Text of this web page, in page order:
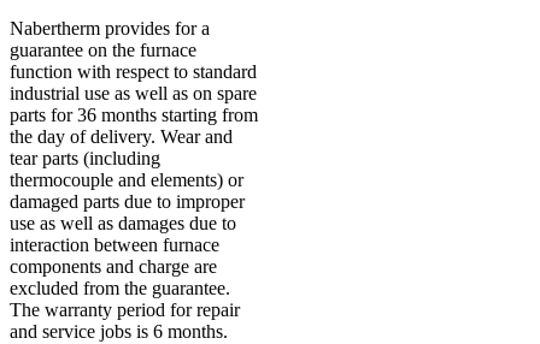
Nabertherm provides for a
guarantee on the furnace
function with respect to standard
industrial use as well as on spare
parts for 36 months starting from
the day of delivery. Wear and
tear parts (including
thermocouple and elements) or
damaged parts due to improper
use as well as damages due to
interaction between furnace
components and charge are
excluded from the guarantee.
The warranty period for repair
and service jobs is 6 months.